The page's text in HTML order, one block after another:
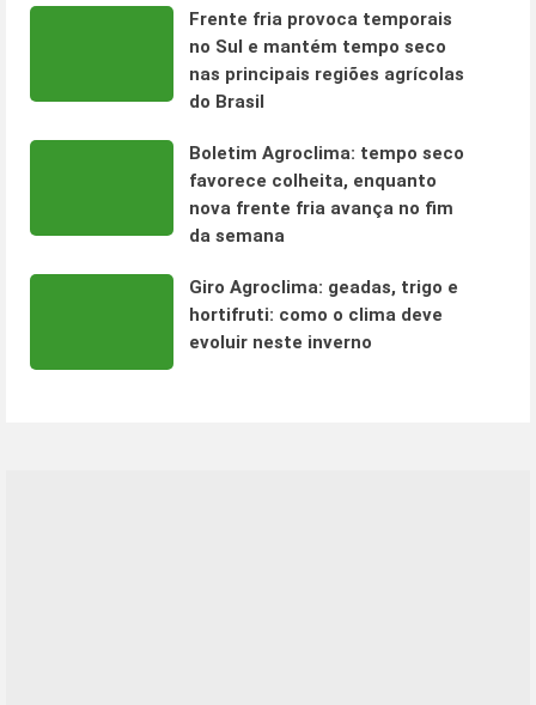
Frente fria provoca temporais
no Sul e mantém tempo seco
nas principais regiões agrícolas
do Brasil
Boletim Agroclima: tempo seco
favorece colheita, enquanto
nova frente fria avança no fim
da semana
Giro Agroclima: geadas, trigo e
hortifruti: como o clima deve
evoluir neste inverno